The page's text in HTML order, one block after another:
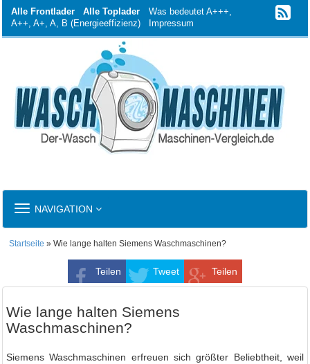
Alle Frontlader Alle Toplader
Was bedeutet A+++,
A++, A+, A, B (Energieeffizienz)
Impressum
TOGGLE
NAVIGATION
Startseite » Wie lange halten Siemens Waschmaschinen?
Teilen Tweet Teilen
Wie lange halten Siemens
Waschmaschinen?
Siemens Waschmaschinen erfreuen sich größter Beliebtheit, weil